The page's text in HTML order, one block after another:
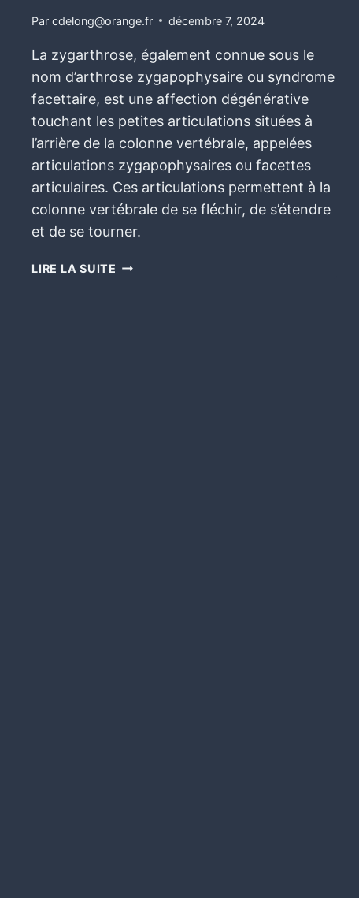
Par cdelong@orange.fr décembre 7, 2024
La zygarthrose, également connue sous le
nom d’arthrose zygapophysaire ou syndrome
facettaire, est une affection dégénérative
touchant les petites articulations situées à
l’arrière de la colonne vertébrale, appelées
articulations zygapophysaires ou facettes
articulaires. Ces articulations permettent à la
colonne vertébrale de se fléchir, de s’étendre
et de se tourner.
LIRE LA SUITE